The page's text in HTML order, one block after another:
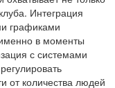
Интеграция
графиками
в моменты
с системами
от количества людей